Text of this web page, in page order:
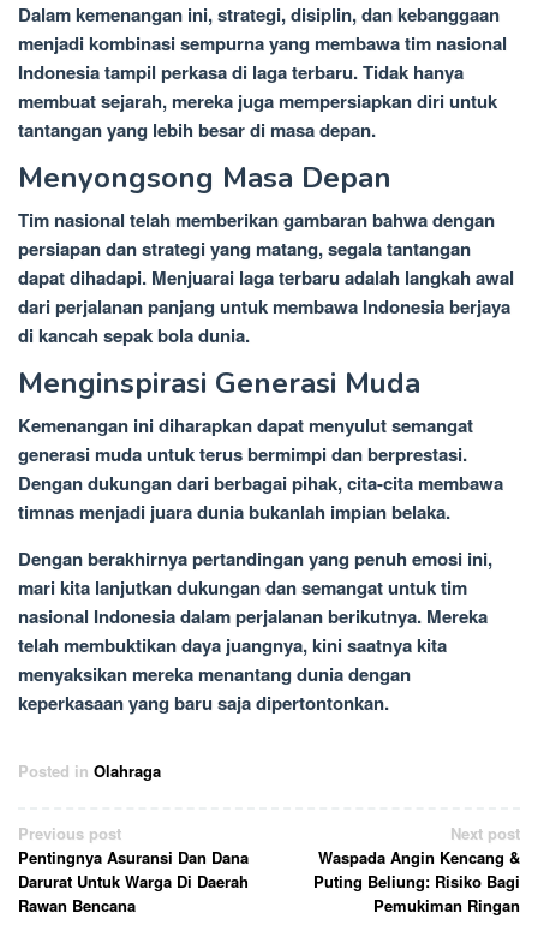
Dalam kemenangan ini, strategi, disiplin, dan kebanggaan
menjadi kombinasi sempurna yang membawa tim nasional
Indonesia tampil perkasa di laga terbaru. Tidak hanya
membuat sejarah, mereka juga mempersiapkan diri untuk
tantangan yang lebih besar di masa depan.
Menyongsong Masa Depan
Tim nasional telah memberikan gambaran bahwa dengan
persiapan dan strategi yang matang, segala tantangan
dapat dihadapi. Menjuarai laga terbaru adalah langkah awal
dari perjalanan panjang untuk membawa Indonesia berjaya
di kancah sepak bola dunia.
Menginspirasi Generasi Muda
Kemenangan ini diharapkan dapat menyulut semangat
generasi muda untuk terus bermimpi dan berprestasi.
Dengan dukungan dari berbagai pihak, cita-cita membawa
timnas menjadi juara dunia bukanlah impian belaka.
Dengan berakhirnya pertandingan yang penuh emosi ini,
mari kita lanjutkan dukungan dan semangat untuk tim
nasional Indonesia dalam perjalanan berikutnya. Mereka
telah membuktikan daya juangnya, kini saatnya kita
menyaksikan mereka menantang dunia dengan
keperkasaan yang baru saja dipertontonkan.
Posted in Olahraga
Post
navigation
Previous post
Pentingnya Asuransi Dan Dana
Darurat Untuk Warga Di Daerah
Rawan Bencana
Next post
Waspada Angin Kencang &
Puting Beliung: Risiko Bagi
Pemukiman Ringan